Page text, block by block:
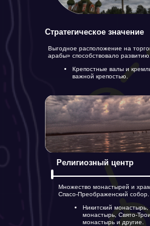
Стратегическое значение
Религиозный центр
Выгодное расположение на
арабы» способствовало развитию.
Крепостные валы и
важной крепостью.
Множество монастырей и
Спасо-Преображенский собор.
Никитский монастырь,
монастырь, Свято-
монастырь и другие.